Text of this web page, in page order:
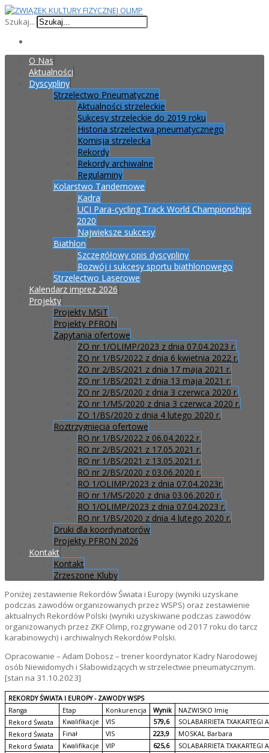
Szukaj...
O Nas
Aktualności
Dyscypliny
Strzelectwo Pneumatyczne
Aktualności strzeleckie
Sukcesy strzeleckie do 2019 roku
Historia strzelectwa pneumatycznego
Komisja strzelecka
Rekordy
Rekordy archiwalne
Regulaminy
Kolarstwo Tandemowe
Kadra
UCI Para-cycling Track World Championships
2020
Największe sukcesy
Biathlon
Szczegółowy opis dyscypliny
Rozwój i sukcesy sportu biathlonowego
Strzelectwo Laserowe
Kalendarz imprez 2026
Projekty
Projekty MSiT
Projekty PFRON
Zapytania ofertowe
ZO nr 1/OLIMP/2023 z dnia 07.04.2023 r.
ZO nr 1/BS/2022 z dnia 6 kwietnia 2022 r.
ZO nr 2/BS/2021 z dnia 17 maja 2021 r.
ZO nr 1/BS/2021 z dnia 13 maja 2021 r.
ZO nr 2/BS/2020 z dnia 3 czerwca 2020 r.
ZO nr 1/MS/2020 z dnia 3 czerwca 2020 r.
ZO 1/BS/2020 z dnia 4 lutego 2020 r.
Roztrzygnięcia ofertowe
RO nr 1/BS/2022 z 06.04.2022 r.
RO nr 2/BS/2021 z 17.05.2021 r.
RO nr 1/BS/2021 z 13.05.2021 r.
RO nr 2/BS/2020 z 03.06.2020 r.
RO 1/OLIMP/2023 z dnia 07.04.2023r.
RO nr 1/MS/2020 z dnia 03.06.2020 r.
RO 1/OLIMP/2023 z dnia 07.04.2023 r.
RO nr 1/BS/2020 z dnia 4 lutego 2020 r.
Druki dla koordynatorów
Projekty PFRON 2026
Kontakt
Kontakt
Zrzeszone Kluby
Poniżej zestawienie Rekordów Świata i Europy (wyniki uzyskane
podczas zawodów organizowanych przez WSPS) oraz zestawienie
aktualnych Rekordów Polski (wyniki uzyskiwane podczas zawodów
organizowanych przez ZKF Olimp, rozgrywane od 2017 roku do tarcz
karabinowych) i archiwalnych Rekordów Polski.
Opracowanie – Adam Dobosz – trener koordynator Kadry Narodowej
osób Niewidomych i Słabowidzących w strzelectwie pneumatycznym.
[stan na 31.10.2023]
REKORDY ŚWIATA I EUROPY - ZAWODY WSPS
Ranga
Etap Konkurencja Wynik
NAZWISKO Imię
Rekord Świata
Kwalifikacje VIS 579,6
SOLABARRIETA TXAKARTEGI
Rekord Świata
Finał VIS 223,9
MOSKAL Barbara
Rekord Świata
Kwalifikacje VIP 625,6
SOLABARRIETA TXAKARTEGI